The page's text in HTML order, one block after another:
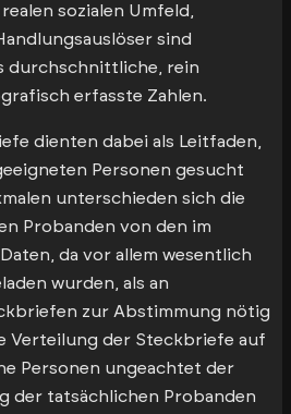
sozialen Umfeld,
sind
durchschnittliche, rein
erfasste Zahlen.
dienten dabei als Leitfaden,
Personen gesucht
unterschieden sich die
Probanden von den im
da vor allem wesentlich
wurden, als an
zur Abstimmung nötig
Verteilung der Steckbriefe auf
Personen ungeachtet der
der tatsächlichen Probanden